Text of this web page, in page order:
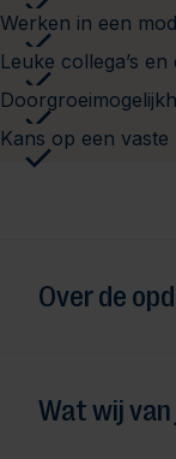
Werken in een
Leuke collega’s
Kans op een
Over de
Wat wij